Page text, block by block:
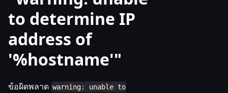
to determine IP
address of
'%hostname'"
ข้อผิดพลาด warning: unable to